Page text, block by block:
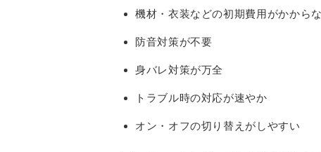
機材・衣装などの初期費用がかから
防音対策が不要
身バレ対策が万全
トラブル時の対応が速やか
オン・オフの切り替えがしやすい